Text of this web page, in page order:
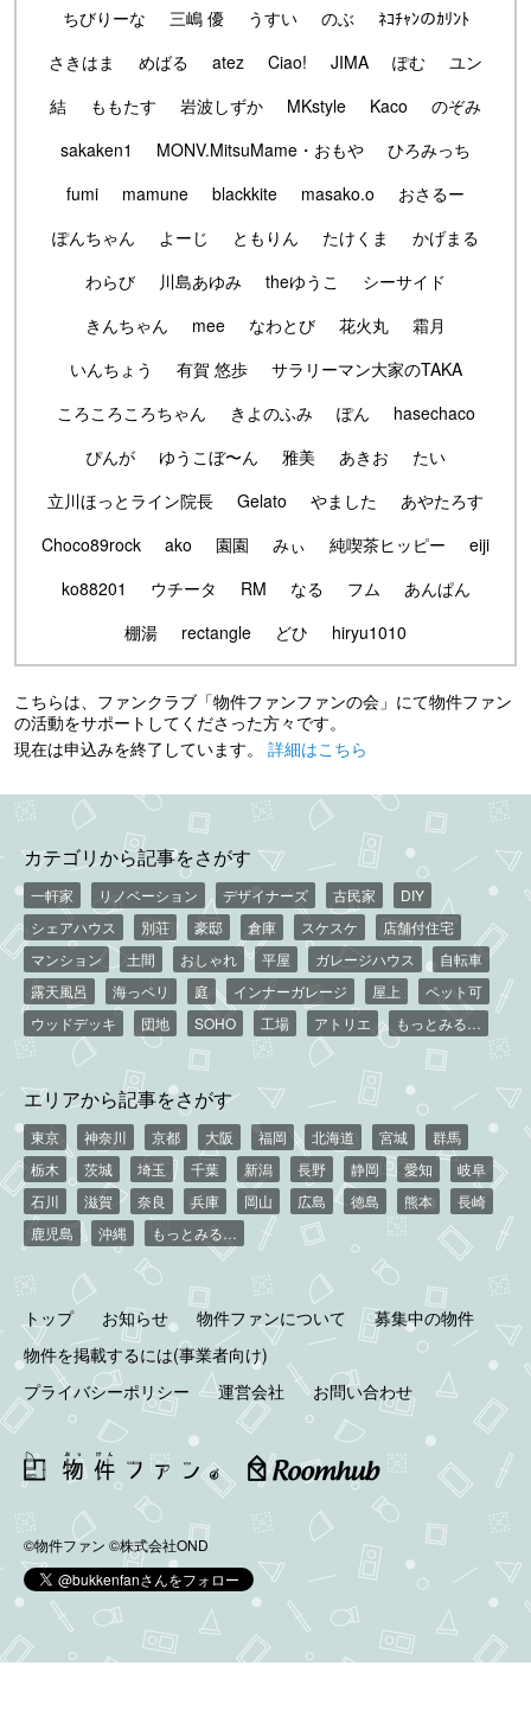
ちびりーな
三嶋 優 うすい のぶ
ﾈｺﾁｬﾝのｶﾘﾝﾄ
さきはま
めばる atez Ciao! JIMA ぽむ
ユン
結
ももたす 岩波しずか MKstyle Kaco
のぞみ
sakaken1
MONV.MitsuMame・おもや
ひろみっち
fumi
mamune blackkite masako.o
おさるー
ぽんちゃん
よーじ ともりん たけくま
かげまる
わらび
川島あゆみ theゆうこ
シーサイド
きんちゃん
mee なわとび 花火丸
霜月
いんちょう
有賀 悠歩
サラリーマン大家のTAKA
ころころころちゃん
きよのふみ ぽん
hasechaco
ぴんが
ゆうこぼ〜ん 雅美 あきお
たい
立川ほっとライン院長
Gelato やました
あやたろす
Choco89rock
ako 園園 みぃ 純喫茶ヒッピー
eiji
ko88201
ウチータ RM なる フム
あんぱん
棚湯
rectangle どひ hiryu1010
こちらは、ファンクラブ「物件ファンファンの会」にて物件ファン
の活動をサポートしてくださった方々です。
現在は申込みを終了しています。 詳細はこちら
カテゴリから記事をさがす
一軒家 リノベーション デザイナーズ 古民家
DIY
シェアハウス
別荘 豪邸 倉庫 スケスケ
店舗付住宅
マンション
土間 おしゃれ 平屋 ガレージハウス
自転車
露天風呂
海っペリ 庭 インナーガレージ 屋上
ペット可
ウッドデッキ
団地 SOHO 工場 アトリエ もっとみる…
エリアから記事をさがす
東京 神奈川 京都 大阪 福岡 北海道 宮城
群馬
栃木
茨城 埼玉 千葉 新潟 長野 静岡 愛知
岐阜
石川
滋賀 奈良 兵庫 岡山 広島 徳島 熊本
長崎
鹿児島
沖縄 もっとみる…
トップ お知らせ 物件ファンについて
募集中の物件
物件を掲載するには(事業者向け)
プライバシーポリシー
運営会社 お問い合わせ
©物件ファン ©株式会社OND